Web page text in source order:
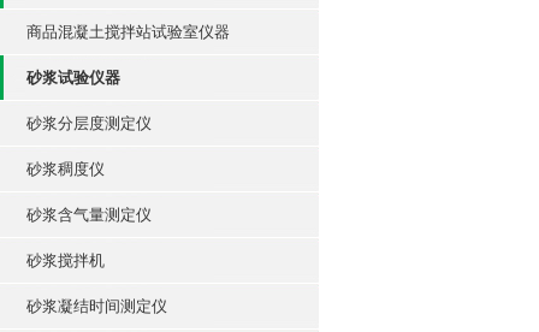
商品混凝土搅拌站试验室仪器
砂浆试验仪器
砂浆分层度测定仪
砂浆稠度仪
砂浆含气量测定仪
砂浆搅拌机
砂浆凝结时间测定仪